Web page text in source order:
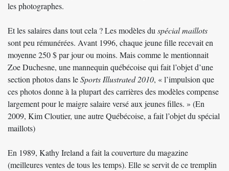
les photographes.
Et les salaires dans tout cela ? Les modèles du spécial maillots
sont peu rémunérées. Avant 1996, chaque jeune fille recevait en
moyenne 250 $ par jour ou moins. Mais comme le mentionnait
Zoe Duchesne, une mannequin québécoise qui fait l’objet d’une
section photos dans leSports Illustrated 2010, « l’impulsion que
ces photos donne à la plupart des carrières des modèles compense
largement pour le maigre salaire versé aux jeunes filles. » (En
2009, Kim Cloutier, une autre Québécoise, a fait l’objet du spécial
maillots)
En 1989, Kathy Ireland a fait la couverture du magazine
(meilleures ventes de tous les temps). Elle se servit de ce tremplin